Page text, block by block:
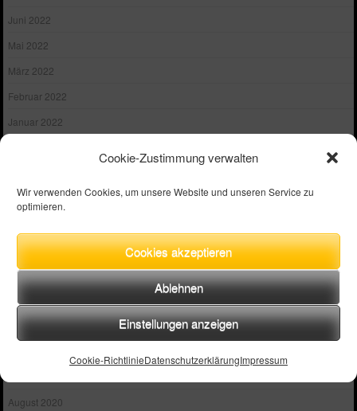
Cookie-Zustimmung verwalten
Wir verwenden Cookies, um unsere Website und unseren Service zu
optimieren.
Cookies akzeptieren
Ablehnen
Einstellungen anzeigen
Cookie-RichtlinieDatenschutzerklärungImpressum
Juni 2022
Mai 2022
März 2022
Februar 2022
Januar 2022
September 2021
Juli 2021
Juni 2021
Mai 2021
März 2021
August 2020